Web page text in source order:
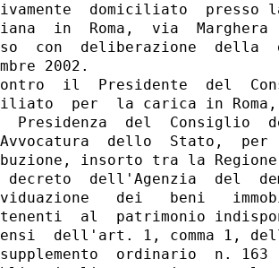
domiciliato  presso
in  Roma,  via
con  deliberazione  della
2002.
il  Presidente  del
per  la carica in
Presidenza  del  Consiglio
dello  Stato,
insorto tra la
dell'Agenzia  del
dei   beni
al  patrimonio
dell'art. 1, comma 1,
ordinario  n.